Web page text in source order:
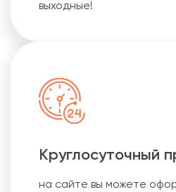
выходные!
Круглосуточный
на сайте вы можете